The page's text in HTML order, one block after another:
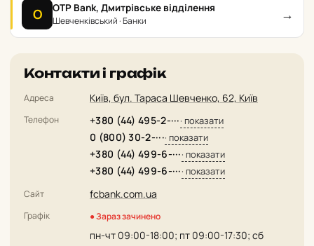
O OTP Bank, Дмитрівське відділення
Шевченківський · Банки →
Контакти і графік
Адреса Київ, бул. Тараса Шевченко, 62, Київ
Телефон +380 (44) 495-2-···· показати
0 (800) 30-2-···· показати
+380 (44) 499-6-···· показати
+380 (44) 499-6-···· показати
Сайт fcbank.com.ua
Графік ● Зараз зачинено
пн-чт 09:00-18:00; пт 09:00-17:30; сб